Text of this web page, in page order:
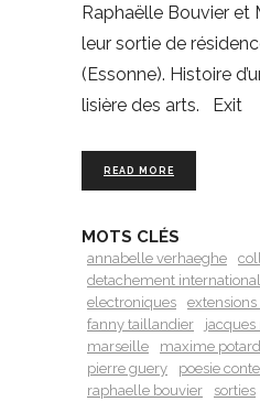
Raphaëlle Bouvier et
leur sortie de
(Essonne). Histoire
lisière des arts. Exit
READ MORE
MOTS CLÉS
annabelle verhaeghe
detachement
electroniques
extensions
fanny taillandier
jacques
marseille
maxime potard
pierre guery
poesie
raphaelle bouvier
sorties